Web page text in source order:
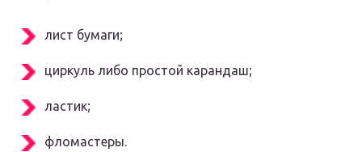
лист бумаги;
циркуль либо простой карандаш;
ластик;
фломастеры.